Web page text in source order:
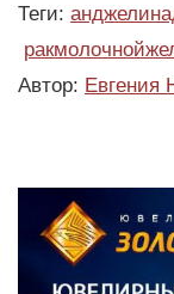
Теги:
Автор: Евгения